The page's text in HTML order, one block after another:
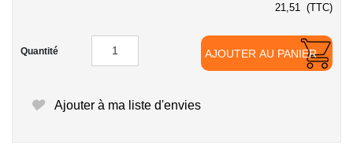
21,51 (TTC)
Quantité AJOUTER AU PANIER
Ajouter à ma liste d'envies